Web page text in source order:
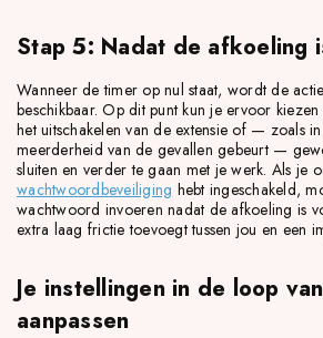
Stap 5: Nadat de afkoeling
Wanneer de timer op nul staat, wordt de
beschikbaar. Op dit punt kun je ervoor
het uitschakelen van de extensie of — zoals
meerderheid van de gevallen gebeurt —
sluiten en verder te gaan met je werk. Als je
wachtwoordbeveiliging hebt ingeschakeld,
wachtwoord invoeren nadat de afkoeling is
extra laag frictie toevoegt tussen jou en een
Je instellingen in de loop
aanpassen